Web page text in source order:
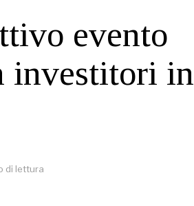
evento
investitori in
di lettura